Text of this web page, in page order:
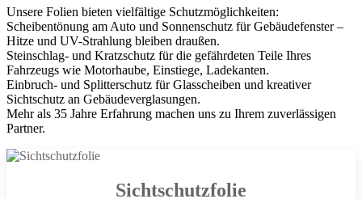
Unsere Folien bieten vielfältige Schutzmöglichkeiten:
Scheibentönung am Auto und Sonnenschutz für Gebäudefenster –
Hitze und UV-Strahlung bleiben draußen.
Steinschlag- und Kratzschutz für die gefährdeten Teile Ihres
Fahrzeugs wie Motorhaube, Einstiege, Ladekanten.
Einbruch- und Splitterschutz für Glasscheiben und kreativer
Sichtschutz an Gebäudeverglasungen.
Mehr als 35 Jahre Erfahrung machen uns zu Ihrem zuverlässigen
Partner.
Sichtschutzfolie